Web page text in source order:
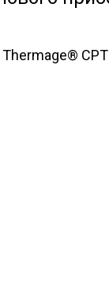
CPT